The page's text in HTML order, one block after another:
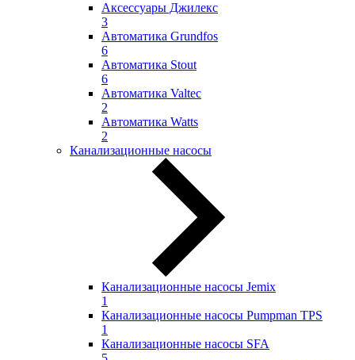
Аксессуары Джилекс
3
Автоматика Grundfos
6
Автоматика Stout
6
Автоматика Valtec
2
Автоматика Watts
2
Канализационные насосы
Канализационные насосы Jemix
1
Канализационные насосы Pumpman TPS
1
Канализационные насосы SFA